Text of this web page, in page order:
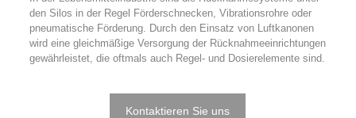
den Silos in der Regel Förderschnecken, Vibrationsrohre oder
pneumatische Förderung. Durch den Einsatz von Luftkanonen
wird eine gleichmäßige Versorgung der Rücknahmeeinrichtungen
gewährleistet, die oftmals auch Regel- und Dosierelemente sind.
Kontaktieren Sie uns